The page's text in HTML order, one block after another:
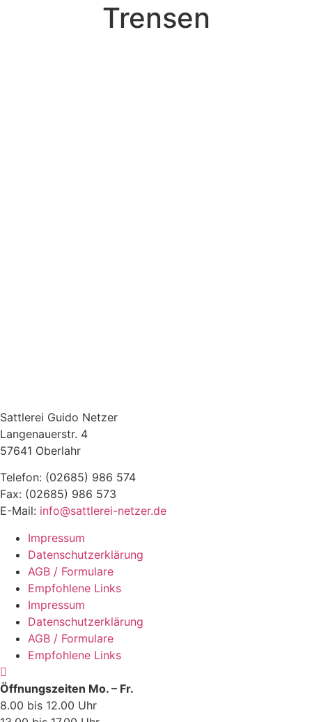
Trensen
Sattlerei Guido Netzer
Langenauerstr. 4
57641 Oberlahr
Telefon: (02685) 986 574
Fax: (02685) 986 573
E-Mail: info@sattlerei-netzer.de
Impressum
Datenschutzerklärung
AGB / Formulare
Empfohlene Links
Impressum
Datenschutzerklärung
AGB / Formulare
Empfohlene Links
Öffnungszeiten Mo. – Fr.
8.00 bis 12.00 Uhr